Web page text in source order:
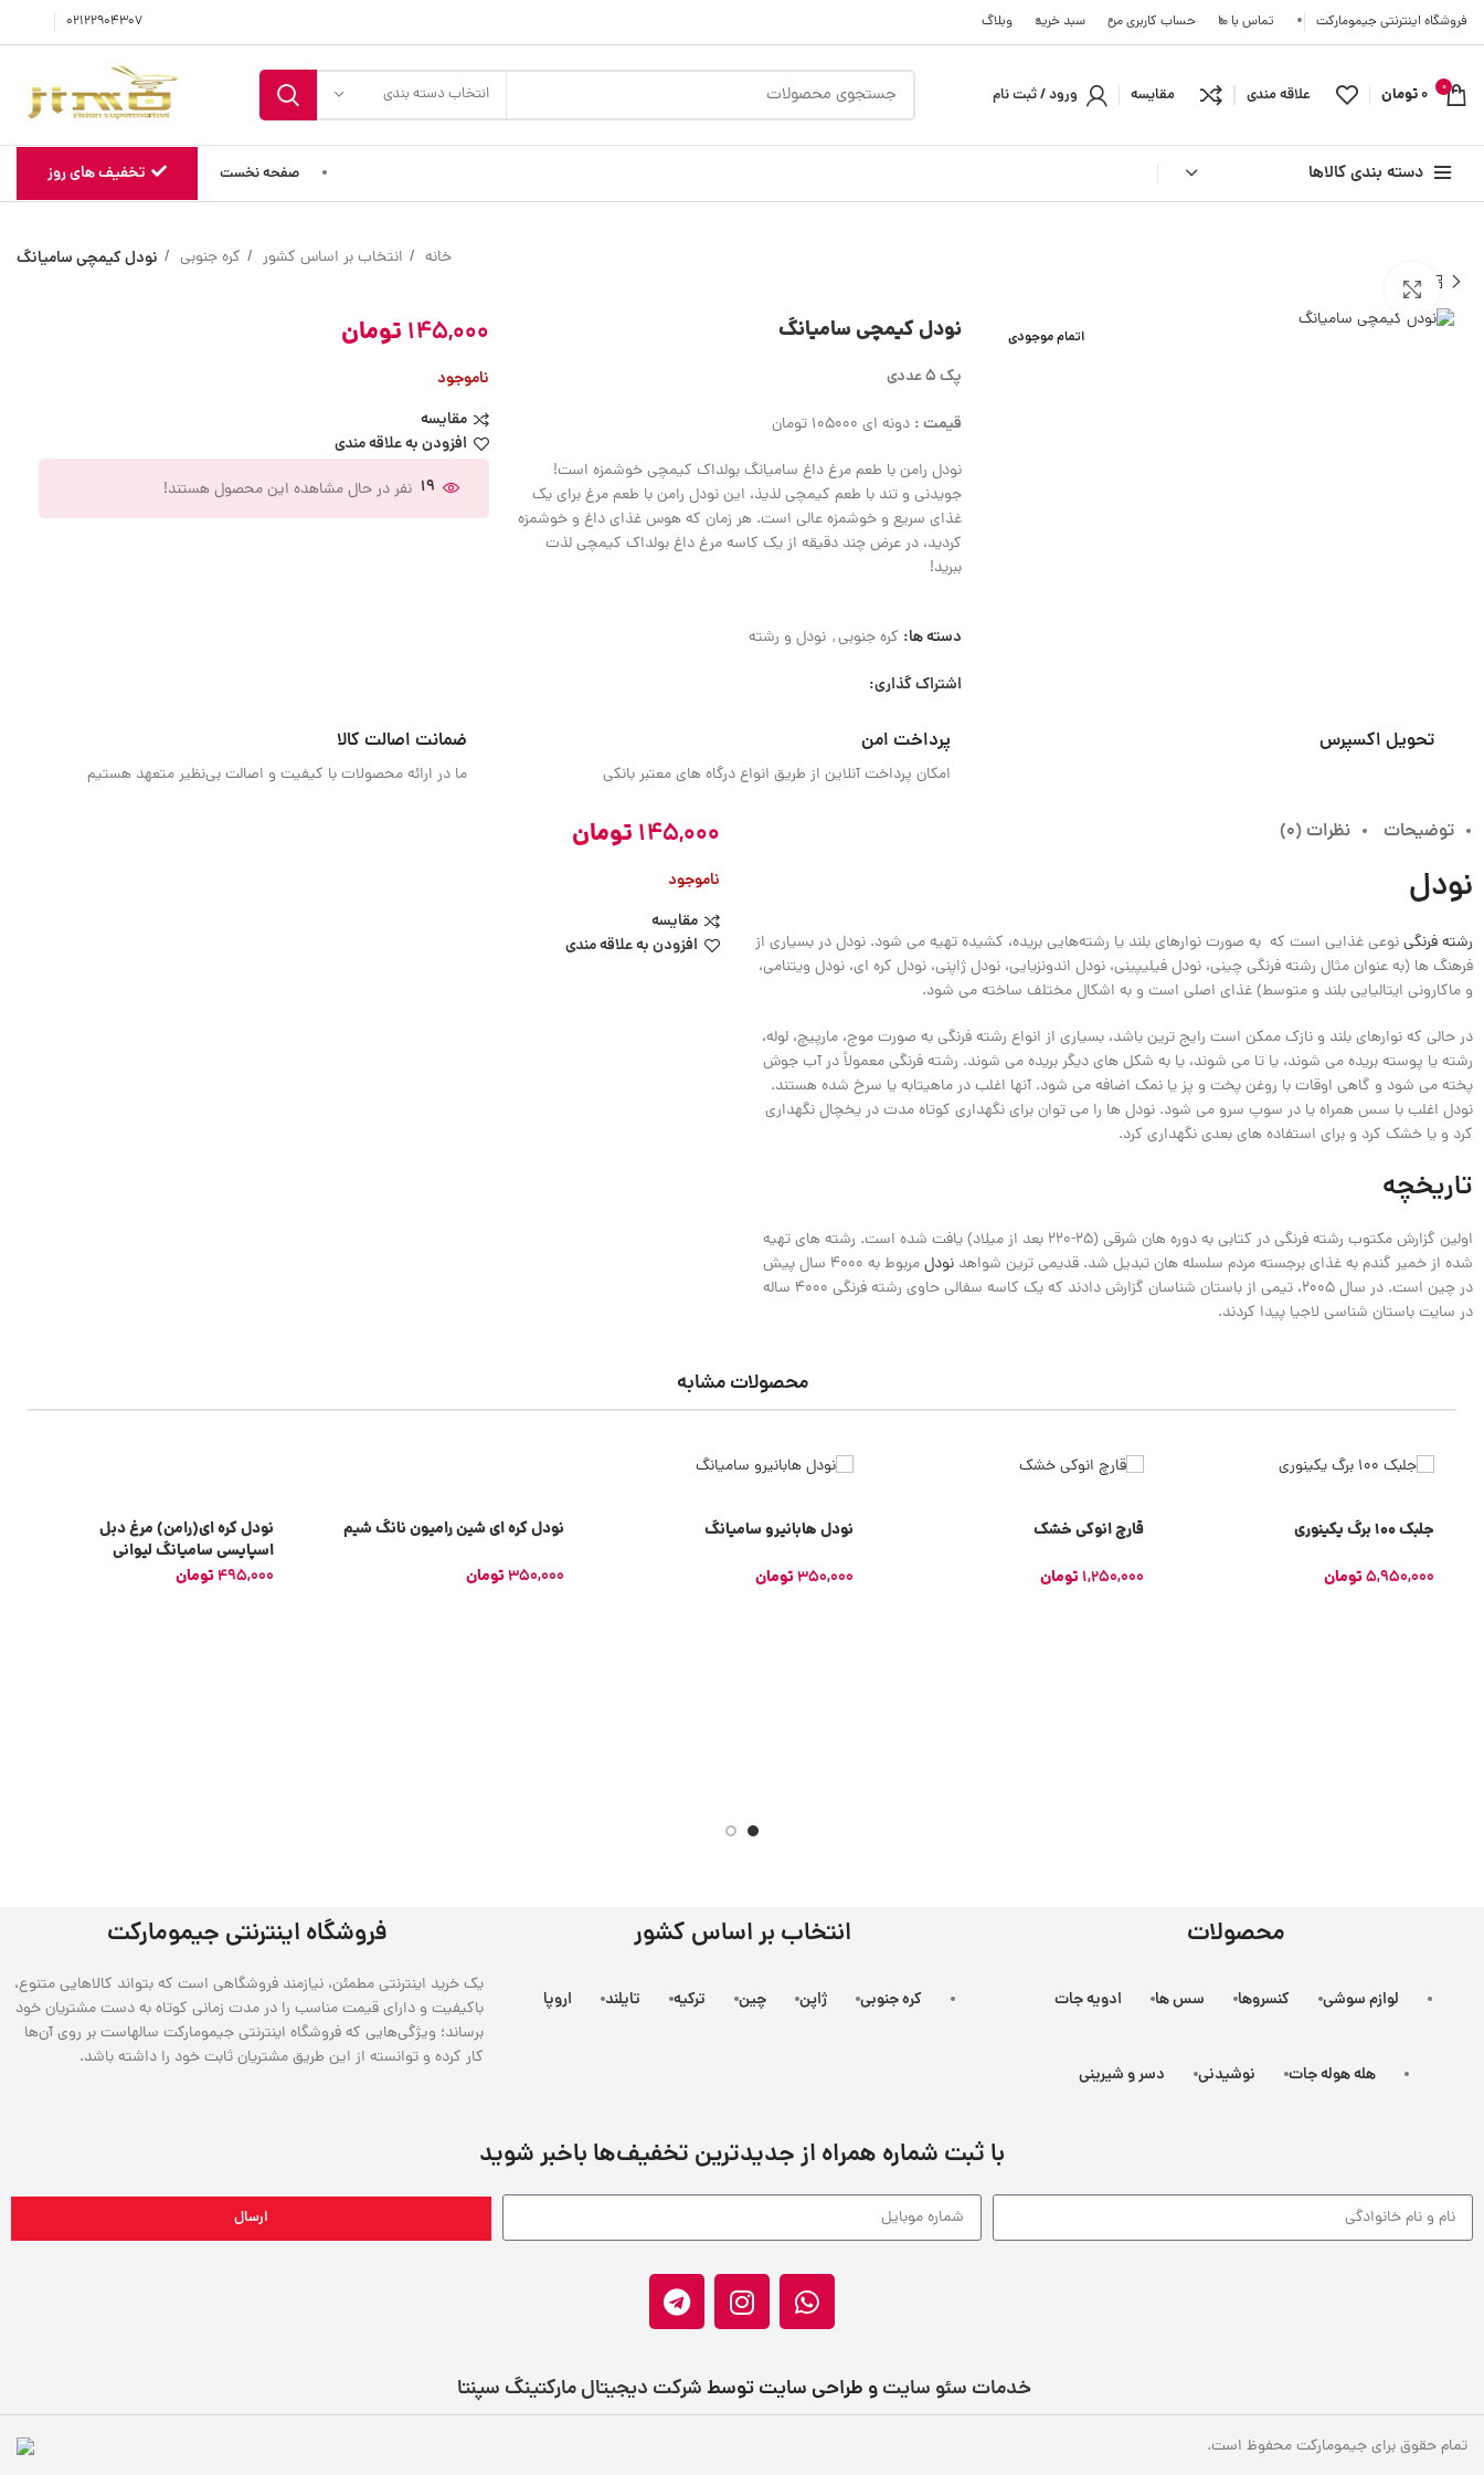
فروشگاه اینترنتی جیمومارکت تماس با ما حساب کاربری من سبد خرید وبلاگ 02122904307
0
0تومان علاقه مندی مقایسه ورود / ثبت نام انتخاب دسته بندی
دسته بندی کالاها صفحه نخست تخفیف های روز
خانه انتخاب بر اساس کشور کره جنوبی نودل کیمچی سامیانگ
اتمام موجودی نودل کیمچی سامیانگ
پک 5 عددی
قیمت : دونه ای 105000 تومان
نودل رامن با طعم مرغ داغ سامیانگ بولداک کیمچی خوشمزه است!
جویدنی و تند با طعم کیمچی لذیذ، این نودل رامن با طعم مرغ برای یک
غذای سریع و خوشمزه عالی است. هر زمان که هوس غذای داغ و خوشمزه
کردید، در عرض چند دقیقه از یک کاسه مرغ داغ بولداک کیمچی لذت
ببرید!
دسته ها: کره جنوبی, نودل و رشته
اشتراک گذاری:
145,000 تومان
ناموجود
مقایسه
افزودن به علاقه مندی
19 نفر در حال مشاهده این محصول هستند!
تحویل اکسپرس پرداخت امن
امکان پرداخت آنلاین از طریق انواع درگاه های معتبر بانکی
ضمانت اصالت کالا
ما در ارائه محصولات با کیفیت و اصالت بی‌نظیر متعهد هستیم
توضیحات نظرات (0)
نودل
رشته فرنگینوعی غذایی است که به صورت نوارهای بلند یا رشته‌هایی بریده، کشیده تهیه می شود. نودل در بسیاری از
فرهنگ ها (به عنوان مثال رشته فرنگی چینی، نودل فیلیپینی، نودل اندونزیایی، نودل ژاپنی، نودل کره ای، نودل ویتنامی،
و ماکارونی ایتالیایی بلند و متوسط) غذای اصلی است و به اشکال مختلف ساخته می شود.
در حالی که نوارهای بلند و نازک ممکن است رایج ترین باشد، بسیاری از انواع رشته فرنگی به صورت موج، مارپیچ، لوله،
رشته یا پوسته بریده می شوند، یا تا می شوند، یا به شکل های دیگر بریده می شوند. رشته فرنگی معمولاً در آب جوش
پخته می شود و گاهی اوقات با روغن پخت و پز یا نمک اضافه می شود. آنها اغلب در ماهیتابه یا سرخ شده هستند.
نودل اغلب با سس همراه یا در سوپ سرو می شود. نودل ها را می توان برای نگهداری کوتاه مدت در یخچال نگهداری
کرد و یا خشک کرد و برای استفاده های بعدی نگهداری کرد.
تاریخچه
اولین گزارش مکتوب رشته فرنگی در کتابی به دوره هان شرقی (25-220 بعد از میلاد) یافت شده است. رشته های تهیه
شده از خمیر گندم به غذای برجسته مردم سلسله هان تبدیل شد. قدیمی ترین شواهد نودل
مربوط به 4000 سال پیش
در چین است. در سال 2005، تیمی از باستان شناسان گزارش دادند که یک کاسه سفالی حاوی رشته فرنگی 4000 ساله
در سایت باستان شناسی لاجیا پیدا کردند.
145,000 تومان
ناموجود
مقایسه
افزودن به علاقه مندی
محصولات مشابه
جلبک 100 برگ یکینوری
5,950,000تومان
قارچ انوکی خشک
1,250,000تومان
نودل هابانیرو سامیانگ
350,000تومان
نودل کره ای شین رامیون نانگ شیم
350,000تومان
نودل کره ای(رامن) مرغ دبل
اسپایسی سامیانگ لیوانی
495,000تومان
محصولات
لوازم سوشی کنسروها سس ها ادویه جات
هله هوله جات نوشیدنی دسر و شیرینی
انتخاب بر اساس کشور
کره جنوبی ژاپن چین ترکیه تایلند اروپا
فروشگاه اینترنتی جیمومارکت
یک خرید اینترنتی مطمئن، نیازمند فروشگاهی است که بتواند کالاهایی متنوع،
باکیفیت و دارای قیمت مناسب را در مدت زمانی کوتاه به دست مشتریان خود
برساند؛ ویژگی‌هایی که فروشگاه اینترنتی جیمومارکت سالهاست بر روی آن‌ها
کار کرده و توانسته از این طریق مشتریان ثابت خود را داشته باشد.
با ثبت شماره همراه از جدید‌ترین تخفیف‌ها با‌خبر شوید
ارسال
خدمات سئو سایتو طراحی سایت توسط شرکت دیجیتال مارکتینگ سپنتا
تمام حقوق برای جیمومارکت محفوظ است.